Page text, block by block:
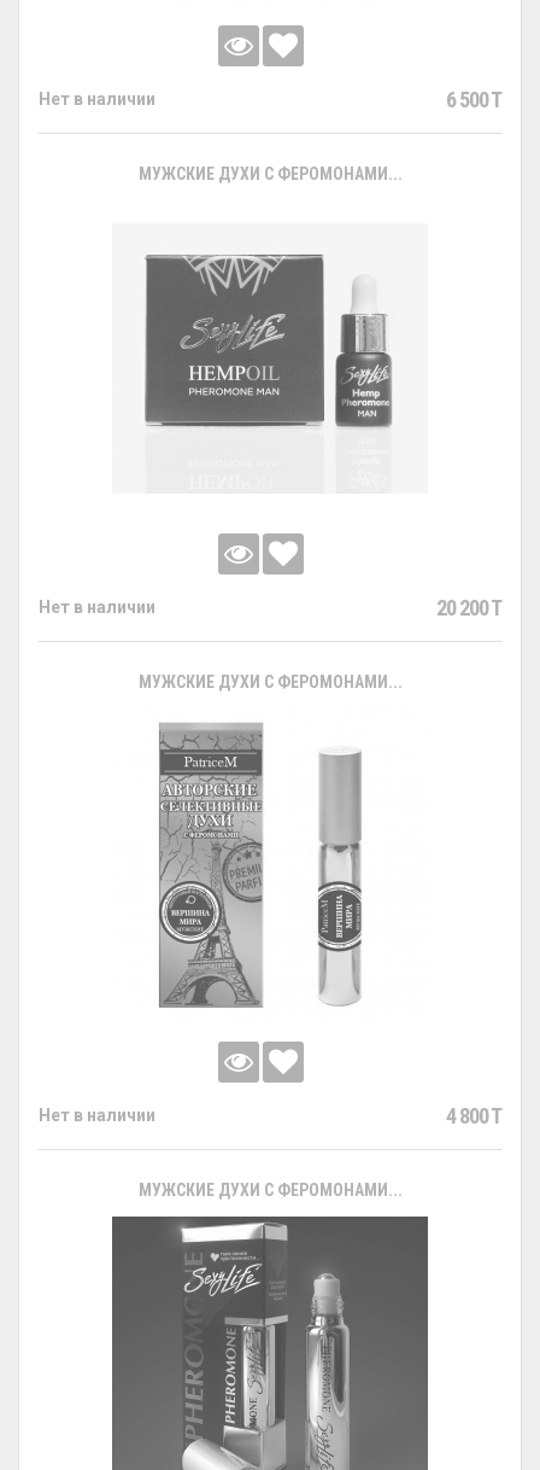
Нет в наличии 6 500 T
МУЖСКИЕ ДУХИ С ФЕРОМОНАМИ...
Нет в наличии 20 200 T
МУЖСКИЕ ДУХИ С ФЕРОМОНАМИ...
Нет в наличии 4 800 T
МУЖСКИЕ ДУХИ С ФЕРОМОНАМИ...